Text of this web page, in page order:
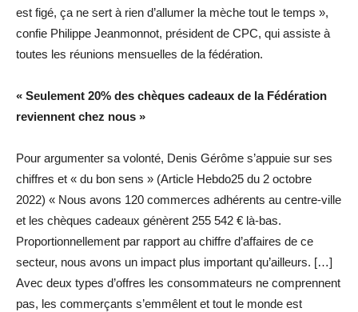
est figé, ça ne sert à rien d’allumer la mèche tout le temps »,
confie Philippe Jeanmonnot, président de CPC, qui assiste à
toutes les réunions mensuelles de la fédération.
« Seulement 20% des chèques cadeaux de la Fédération
reviennent chez nous »
Pour argumenter sa volonté, Denis Gérôme s’appuie sur ses
chiffres et « du bon sens » (Article Hebdo25 du 2 octobre
2022) « Nous avons 120 commerces adhérents au centre-ville
et les chèques cadeaux génèrent 255 542 € là-bas.
Proportionnellement par rapport au chiffre d’affaires de ce
secteur, nous avons un impact plus important qu’ailleurs. […]
Avec deux types d’offres les consommateurs ne comprennent
pas, les commerçants s’emmêlent et tout le monde est